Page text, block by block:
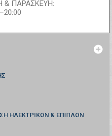
& ΠΑΡΑΣΚΕΥΗ:
ΗΛΕΚΤΡΙΚΩΝ & ΕΠΙΠΛΩΝ